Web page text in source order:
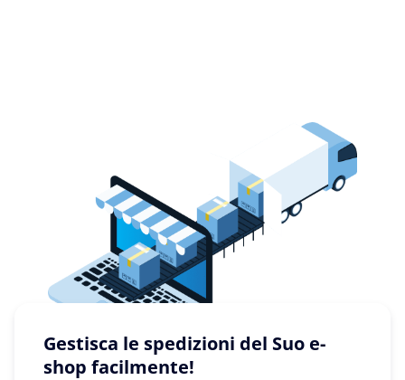
Gestisca le spedizioni del Suo e-
shop facilmente!